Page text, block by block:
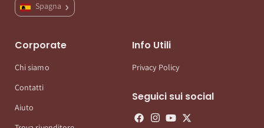
Spagna
Corporate
Chi siamo
Contatti
Aiuto
Info Utili
Privacy Policy
Seguici sui social